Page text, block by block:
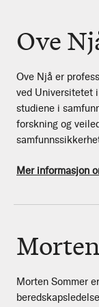
Ove
Ove Njå er
ved Universitetet
studiene i
forskning og
Mer informasjon
Morten Sommer